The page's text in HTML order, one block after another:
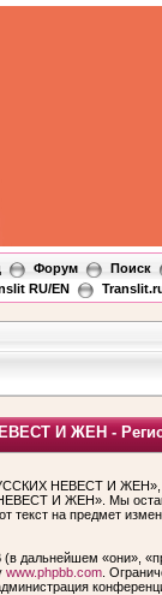
Форум Поиск
RU/EN
И ЖЕН -
НЕВЕСТ И ЖЕН»,
И ЖЕН». Мы
текст на предмет
«они»,
www.phpbb.com.